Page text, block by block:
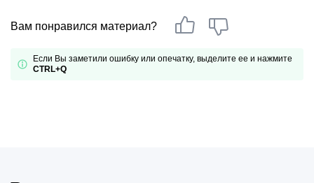
Вам понравился материал?
Если Вы заметили ошибку или опечатку, выделите ее и нажмите
CTRL+Q